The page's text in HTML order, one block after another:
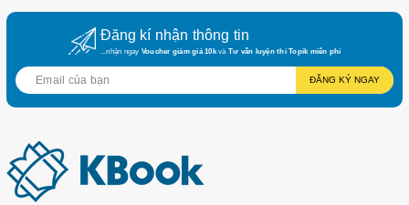
Đăng kí nhận thông tin
...nhận ngay Voucher giảm giá 10kvà Tư vấn luyện thi Topik miễn phí
ĐĂNG KÝ NGAY